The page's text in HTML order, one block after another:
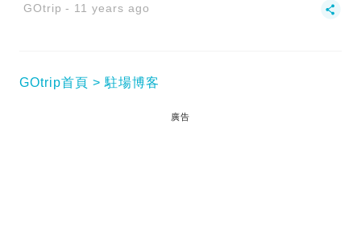
GOtrip 11 years ago
GOtrip首頁 駐場博客
廣告